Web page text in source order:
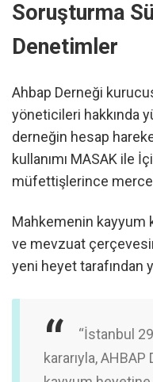
Soruşturma
Denetimler
Ahbap Derneği
yöneticileri hakkında
derneğin hesap
kullanımı MASAK ile
müfettişlerince mercek
Mahkemenin kayyum
ve mevzuat
yeni heyet tarafından
“İstanbul
kararıyla,